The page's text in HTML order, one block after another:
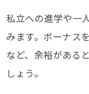
私立への進学や一
みます。ボーナス
など、余裕がある
しょう。